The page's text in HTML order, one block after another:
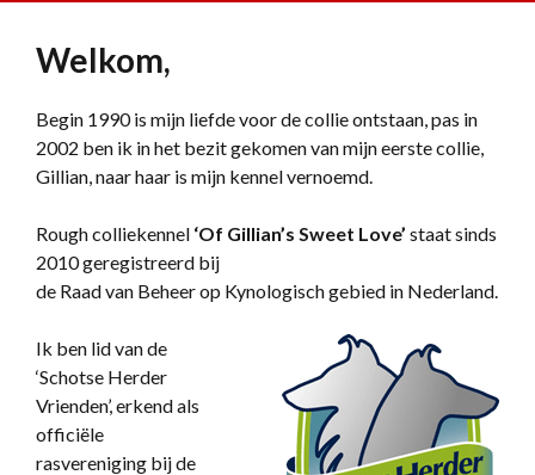
Welkom,
Begin 1990 is mijn liefde voor de collie ontstaan, pas in
2002 ben ik in het bezit gekomen van mijn eerste collie,
Gillian, naar haar is mijn kennel vernoemd.
Rough colliekennel ‘Of Gillian’s Sweet Love’ staat sinds
2010 geregistreerd bij
de Raad van Beheer op Kynologisch gebied in Nederland.
Ik ben lid van de
‘Schotse Herder
Vrienden’, erkend als
officiële
rasvereniging bij de